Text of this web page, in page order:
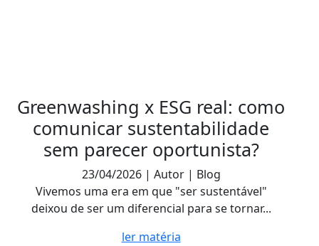
Greenwashing x ESG real: como
comunicar sustentabilidade
sem parecer oportunista?
23/04/2026 | Autor | Blog
Vivemos uma era em que "ser sustentável"
deixou de ser um diferencial para se tornar...
ler matéria